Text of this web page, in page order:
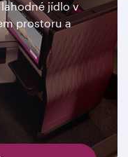
jídlo v
prostoru a